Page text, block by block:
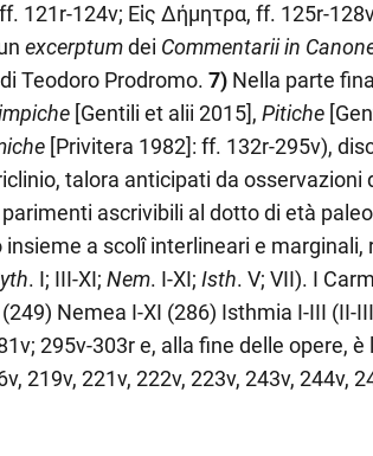
121r-124v; Εἰς Δήμητρα, ff. 125r-
excerptumdei Commentarii in
di Teodoro Prodromo. 7) Nella parte
[Gentili et alii 2015], Pitiche
[Privitera 1982]: ff. 132r-295v),
talora anticipati da
ascrivibili al dotto di età
a scolî interlineari e marginali,
. I; III-XI; Nem. I-XI; Isth. V; VII). I
Nemea I-XI (286) Isthmia I-III (II-
295v-303r e, alla fine delle opere,
219v, 221v, 222v, 223v, 243v, 244v,